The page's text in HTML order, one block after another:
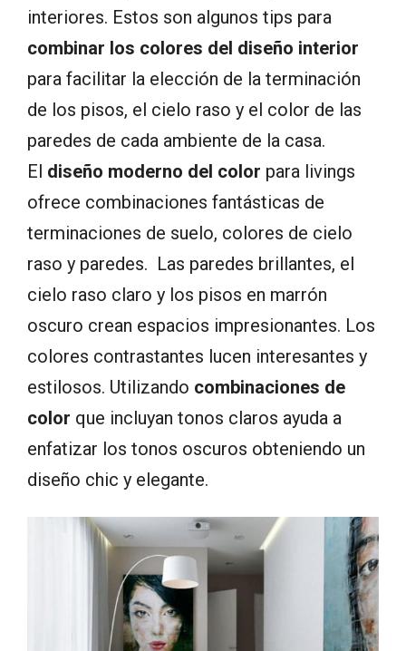
interiores. Estos son algunos tips para
combinar los colores del diseño interior
para facilitar la elección de la terminación
de los pisos, el cielo raso y el color de las
paredes de cada ambiente de la casa.
El diseño moderno del color para livings
ofrece combinaciones fantásticas de
terminaciones de suelo, colores de cielo
raso y paredes. Las paredes brillantes, el
cielo raso claro y los pisos en marrón
oscuro crean espacios impresionantes. Los
colores contrastantes lucen interesantes y
estilosos. Utilizando combinaciones de
color que incluyan tonos claros ayuda a
enfatizar los tonos oscuros obteniendo un
diseño chic y elegante.